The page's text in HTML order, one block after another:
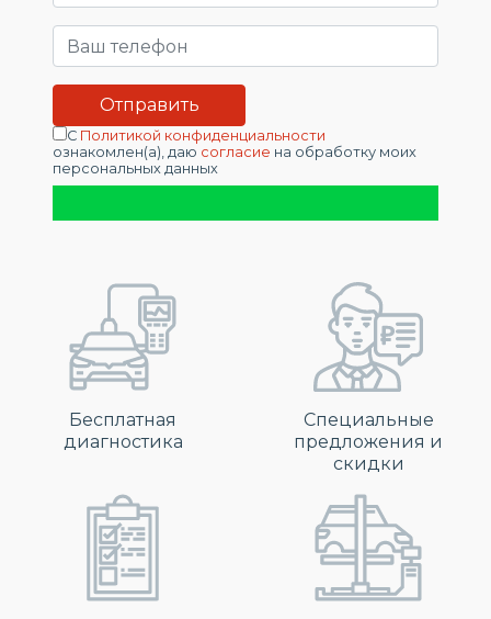
С Политикой конфиденциальности
ознакомлен(а), даю согласие на обработку моих
персональных данных
Бесплатная
диагностика
Специальные
предложения и
скидки